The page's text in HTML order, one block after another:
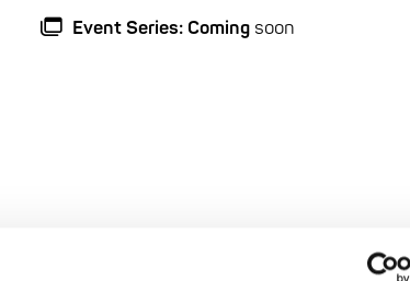
Event Series: Coming soon